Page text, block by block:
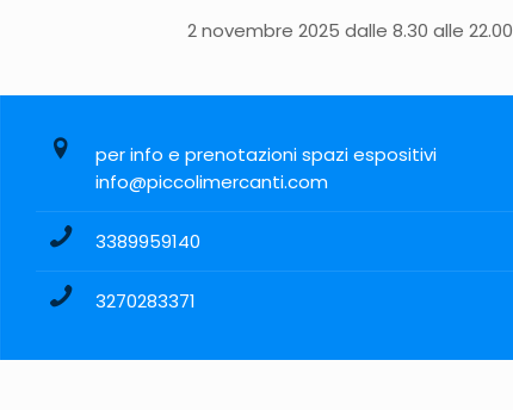
2 novembre 2025 dalle 8.30 alle 22.00
per info e prenotazioni spazi espositivi
info@piccolimercanti.com
3389959140
3270283371